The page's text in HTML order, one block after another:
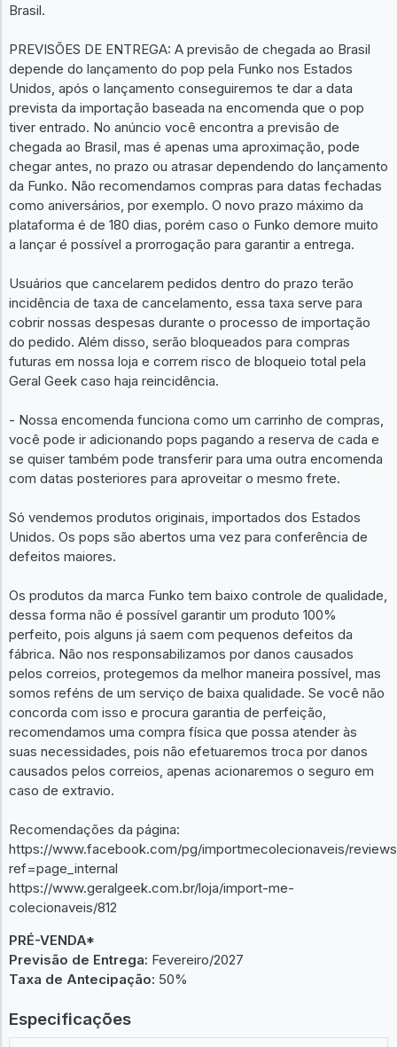
Brasil.
PREVISÕES DE ENTREGA: A previsão de chegada ao Brasil
depende do lançamento do pop pela Funko nos Estados
Unidos, após o lançamento conseguiremos te dar a data
prevista da importação baseada na encomenda que o pop
tiver entrado. No anúncio você encontra a previsão de
chegada ao Brasil, mas é apenas uma aproximação, pode
chegar antes, no prazo ou atrasar dependendo do lançamento
da Funko. Não recomendamos compras para datas fechadas
como aniversários, por exemplo. O novo prazo máximo da
plataforma é de 180 dias, porém caso o Funko demore muito
a lançar é possível a prorrogação para garantir a entrega.
Usuários que cancelarem pedidos dentro do prazo terão
incidência de taxa de cancelamento, essa taxa serve para
cobrir nossas despesas durante o processo de importação
do pedido. Além disso, serão bloqueados para compras
futuras em nossa loja e correm risco de bloqueio total pela
Geral Geek caso haja reincidência.
- Nossa encomenda funciona como um carrinho de compras,
você pode ir adicionando pops pagando a reserva de cada e
se quiser também pode transferir para uma outra encomenda
com datas posteriores para aproveitar o mesmo frete.
Só vendemos produtos originais, importados dos Estados
Unidos. Os pops são abertos uma vez para conferência de
defeitos maiores.
Os produtos da marca Funko tem baixo controle de qualidade,
dessa forma não é possível garantir um produto 100%
perfeito, pois alguns já saem com pequenos defeitos da
fábrica. Não nos responsabilizamos por danos causados
pelos correios, protegemos da melhor maneira possível, mas
somos reféns de um serviço de baixa qualidade. Se você não
concorda com isso e procura garantia de perfeição,
recomendamos uma compra física que possa atender às
suas necessidades, pois não efetuaremos troca por danos
causados pelos correios, apenas acionaremos o seguro em
caso de extravio.
Recomendações da página:
https://www.facebook.com/pg/importmecolecionaveis/
ref=page_internal
https://www.geralgeek.com.br/loja/import-me-
colecionaveis/812
PRÉ-VENDA*
Previsão de Entrega: Fevereiro/2027
Taxa de Antecipação: 50%
Especificações